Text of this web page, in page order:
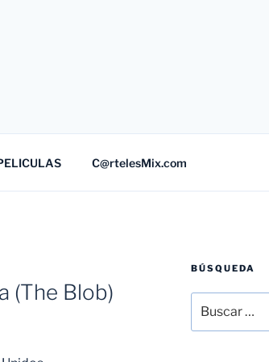
C@rtelesMix.com
(The Blob)
BÚSQUEDA
por: